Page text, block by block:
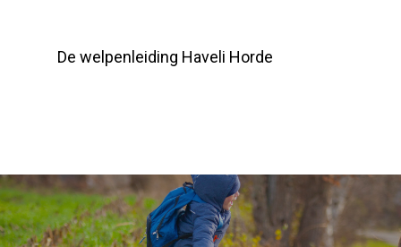
De welpenleiding Haveli Horde